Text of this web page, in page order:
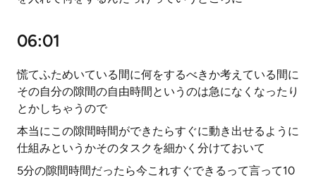
06:01
慌てふためいている間に何をするべきか考えている間に
その自分の隙間の自由時間というのは急になくなったり
とかしちゃうので
本当にこの隙間時間ができたらすぐに動き出せるように
仕組みというかそのタスクを細かく分けておいて
5分の隙間時間だったら今これすぐできるって言って10